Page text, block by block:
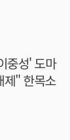
중성' 도마
제" 한목소